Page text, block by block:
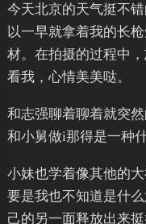
今天北京的天气挺不
以一早就拿着我的长
材。在拍摄的过程中
看我，心情美美哒。
和志强聊着聊着就突
和小舅做i那得是一种
小妹也学着像其他的
要是我也不知道是什
己的另一面释放出来挺